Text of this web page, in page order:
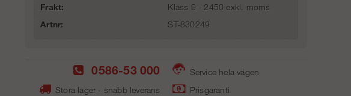
Frakt:
Klass 9 - 2450 exkl. moms
Artnr:
ST-830249
0586-53 000
Service hela vägen
Stora lager - snabb leverans
Prisgaranti